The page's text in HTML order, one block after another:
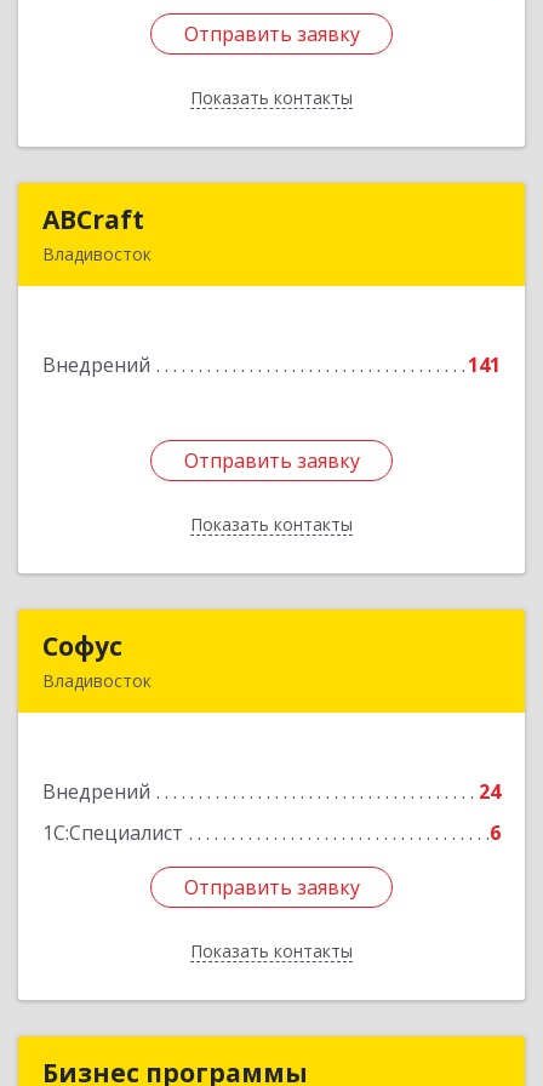
Отправить заявку
Показать контакты
Отправить заявку
Назад
ABCraft
Владивосток
Внедрений 141
Отправить заявку
Показать контакты
Подробнее
Отправить заявку
Назад
Софус
Владивосток
Внедрений
24
1С:Специалист
6
Отправить заявку
Показать контакты
Подробнее
Отправить заявку
Назад
Бизнес программыБизнес программы